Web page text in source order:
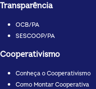
Transparência
OCB/PA
SESCOOP/PA
Cooperativismo
Conheça o Cooperativismo
Como Montar Cooperativa